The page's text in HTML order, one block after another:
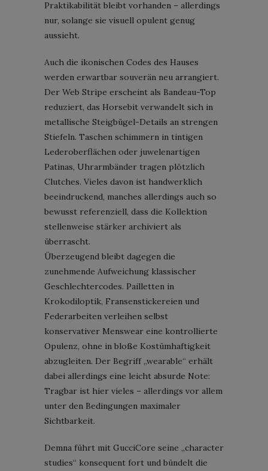
Praktikabilität bleibt vorhanden – allerdings
nur, solange sie visuell opulent genug
aussieht.
Auch die ikonischen Codes des Hauses
werden erwartbar souverän neu arrangiert.
Der Web Stripe erscheint als Bandeau-Top
reduziert, das Horsebit verwandelt sich in
metallische Steigbügel-Details an strengen
Stiefeln. Taschen schimmern in tintigen
Lederoberflächen oder juwelenartigen
Patinas, Uhrarmbänder tragen plötzlich
Clutches. Vieles davon ist handwerklich
beeindruckend, manches allerdings auch so
bewusst referenziell, dass die Kollektion
stellenweise stärker archiviert als
überrascht.
Überzeugend bleibt dagegen die
zunehmende Aufweichung klassischer
Geschlechtercodes. Pailletten in
Krokodiloptik, Fransenstickereien und
Federarbeiten verleihen selbst
konservativer Menswear eine kontrollierte
Opulenz, ohne in bloße Kostümhaftigkeit
abzugleiten. Der Begriff „wearable“ erhält
dabei allerdings eine leicht absurde Note:
Tragbar ist hier vieles – allerdings vor allem
unter den Bedingungen maximaler
Sichtbarkeit.
Demna führt mit GucciCore seine „character
studies“ konsequent fort und bündelt die